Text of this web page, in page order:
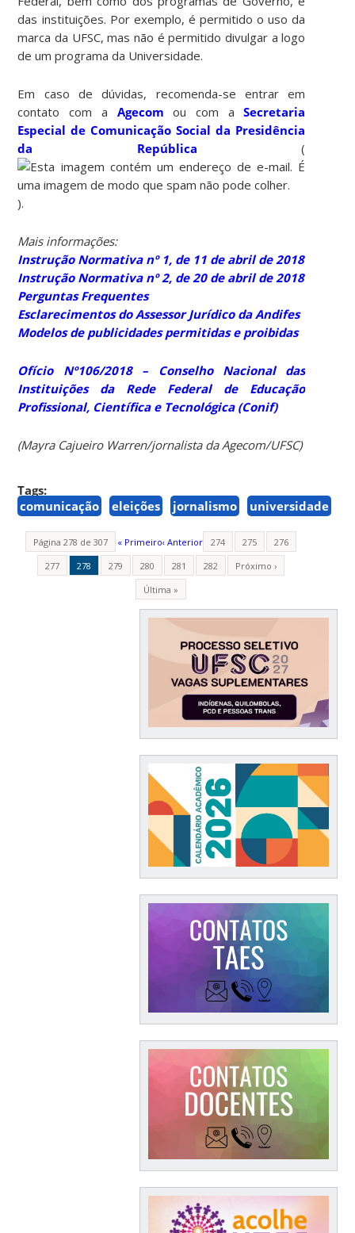
das instituições. Por exemplo, é permitido o uso da
marca da UFSC, mas não é permitido divulgar a logo
de um programa da Universidade.
Em caso de dúvidas, recomenda-se entrar em
contato com a Agecom ou com aSecretaria
Especial de Comunicação Social da Presidência
da República (
).
Mais informações:
Instrução Normativa nº 1, de 11 de abril de 2018
Instrução Normativa nº 2, de 20 de abril de 2018
Perguntas Frequentes
Esclarecimentos do Assessor Jurídico da Andifes
Modelos de publicidades permitidas e proibidas
Ofício Nº106/2018 – Conselho Nacional das
Instituições da Rede Federal de Educação
Profissional, Científica e Tecnológica (Conif)
(Mayra Cajueiro Warren/jornalista da Agecom/UFSC)
Tags:
comunicação
eleições jornalismo universidade
Página 278 de 307 « Primeiro‹ Anterior 274 275
276
277
278 279 280 281 282
Próximo ›
Última »